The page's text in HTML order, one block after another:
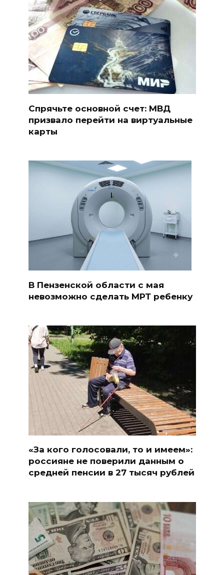
Спрячьте основной счет: МВД
призвало перейти на виртуальные
карты
В Пензенской области с мая
невозможно сделать МРТ ребенку
«За кого голосовали, то и имеем»:
россияне не поверили данным о
средней пенсии в 27 тысяч рублей